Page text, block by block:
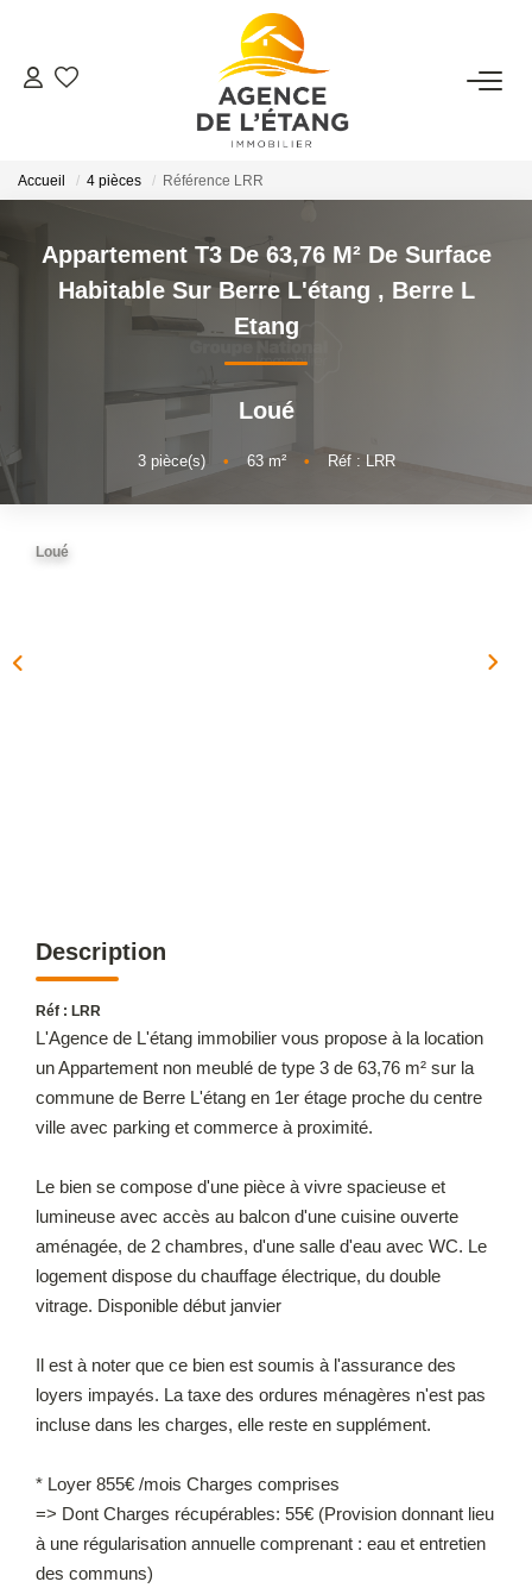
ACHETER
LOUER
ESTIMER
FAIRE GÉRER
Faire Gérer Son Bien
Louer Son Bien
Protéger Son Bien
Accueil 4 pièces Référence LRR
Appartement T3 De 63,76 M² De Surface
Habitable Sur Berre L'étang , Berre L
Etang
Loué
3pièce(s) • 63m² • Réf : LRR
Loué
Description
Réf : LRR
L'Agence de L'étang immobilier vous propose à la location
un Appartement non meublé de type 3 de 63,76 m² sur la
commune de Berre L'étang en 1er étage proche du centre
ville avec parking et commerce à proximité.
Le bien se compose d'une pièce à vivre spacieuse et
lumineuse avec accès au balcon d'une cuisine ouverte
aménagée, de 2 chambres, d'une salle d'eau avec WC. Le
logement dispose du chauffage électrique, du double
vitrage. Disponible début janvier
Il est à noter que ce bien est soumis à l'assurance des
loyers impayés. La taxe des ordures ménagères n'est pas
incluse dans les charges, elle reste en supplément.
* Loyer 855€ /mois Charges comprises
=> Dont Charges récupérables: 55€ (Provision donnant lieu
à une régularisation annuelle comprenant : eau et entretien
des communs)